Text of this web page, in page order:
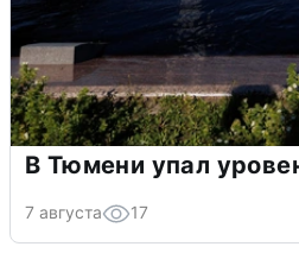
В Тюмени упал
7 августа 17